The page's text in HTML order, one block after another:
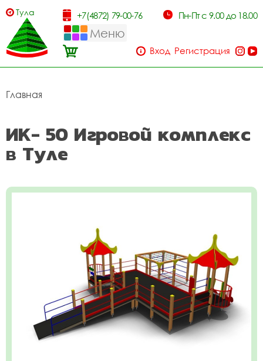
Тула +7(4872) 79-00-76 Пн-Пт с 9.00 до 18.00
Меню
Вход Регистрация
Главная
ИК- 50 Игровой комплекс
в Туле